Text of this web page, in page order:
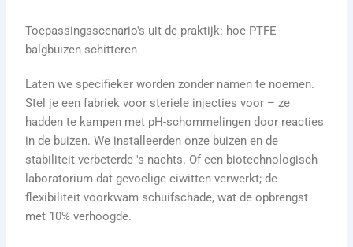
Toepassingsscenario's uit de praktijk: hoe PTFE-
balgbuizen schitteren
Laten we specifieker worden zonder namen te noemen.
Stel je een fabriek voor steriele injecties voor – ze
hadden te kampen met pH-schommelingen door reacties
in de buizen. We installeerden onze buizen en de
stabiliteit verbeterde 's nachts. Of een biotechnologisch
laboratorium dat gevoelige eiwitten verwerkt; de
flexibiliteit voorkwam schuifschade, wat de opbrengst
met 10% verhoogde.